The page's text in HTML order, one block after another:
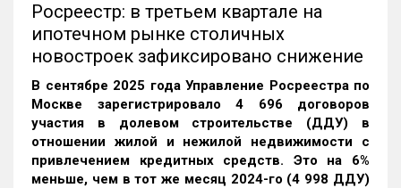
Росреестр: в третьем квартале на
ипотечном рынке столичных
новостроек зафиксировано снижение
В сентябре 2025 года Управление Росреестра по
Москве зарегистрировало 4 696 договоров
участия в долевом строительстве (ДДУ) в
отношении жилой и нежилой недвижимости с
привлечением кредитных средств. Это на 6%
меньше, чем в тот же месяц 2024-го (4 998 ДДУ)